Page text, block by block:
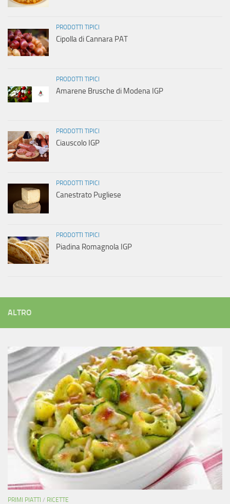
PRODOTTI TIPICI
Cipolla di Cannara PAT
PRODOTTI TIPICI
Amarene Brusche di Modena IGP
PRODOTTI TIPICI
Ciauscolo IGP
PRODOTTI TIPICI
Canestrato Pugliese
PRODOTTI TIPICI
Piadina Romagnola IGP
ALTRO
PRIMI PIATTI / RICETTE